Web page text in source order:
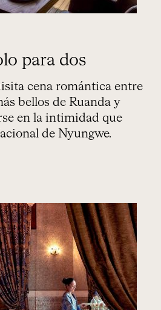
para dos
cena romántica entre
bellos de Ruanda y
en la intimidad que
de Nyungwe.